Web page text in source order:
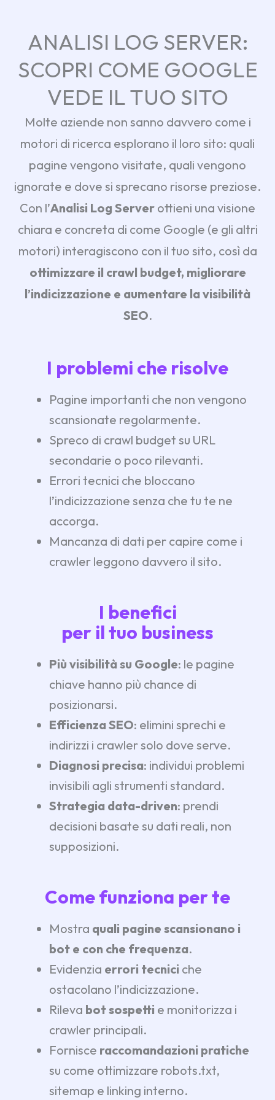
ANALISI LOG SERVER:
SCOPRI COME GOOGLE
VEDE IL TUO SITO
Molte aziende non sanno davvero come i
motori di ricerca esplorano il loro sito: quali
pagine vengono visitate, quali vengono
ignorate e dove si sprecano risorse preziose.
Con l’Analisi Log Server ottieni una visione
chiara e concreta di come Google (e gli altri
motori) interagiscono con il tuo sito, così da
ottimizzare il crawl budget, migliorare
l’indicizzazione e aumentare la visibilità
SEO.
I problemi che risolve
Pagine importanti che non vengono
scansionate regolarmente.
Spreco di crawl budget su URL
secondarie o poco rilevanti.
Errori tecnici che bloccano
l’indicizzazione senza che tu te ne
accorga.
Mancanza di dati per capire come i
crawler leggono davvero il sito.
I benefici
per il tuo business
Più visibilità su Google: le pagine
chiave hanno più chance di
posizionarsi.
Efficienza SEO: elimini sprechi e
indirizzi i crawler solo dove serve.
Diagnosi precisa: individui problemi
invisibili agli strumenti standard.
Strategia data-driven: prendi
decisioni basate su dati reali, non
supposizioni.
Come funziona per te
Mostra quali pagine scansionano i
bot e con che frequenza.
Evidenzia errori tecnici che
ostacolano l’indicizzazione.
Rileva bot sospetti e monitorizza i
crawler principali.
Fornisce raccomandazioni pratiche
su come ottimizzare robots.txt,
sitemap e linking interno.